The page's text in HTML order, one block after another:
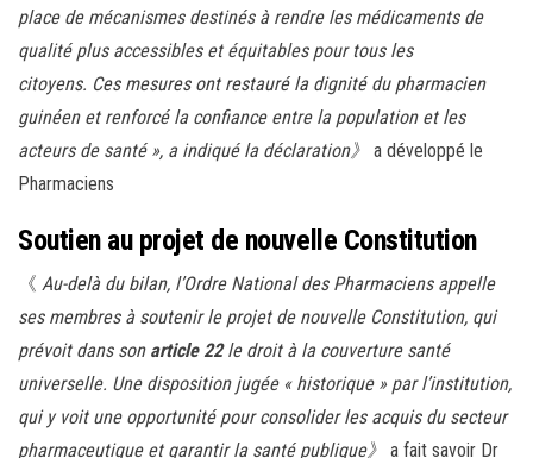
place de mécanismes destinés à rendre les médicaments de
qualité plus accessibles et équitables pour tous les
citoyens. Ces mesures ont restauré la dignité du pharmacien
guinéen et renforcé la confiance entre la population et les
acteurs de santé », a indiqué la déclaration》 a développé le
Pharmaciens
Soutien au projet de nouvelle Constitution
《 Au-delà du bilan, l’Ordre National des Pharmaciens appelle
ses membres à soutenir le projet de nouvelle Constitution, qui
prévoit dans son article 22le droit à la couverture santé
universelle. Une disposition jugée « historique » par l’institution,
qui y voit une opportunité pour consolider les acquis du secteur
pharmaceutique et garantir la santé publique》 a fait savoir Dr